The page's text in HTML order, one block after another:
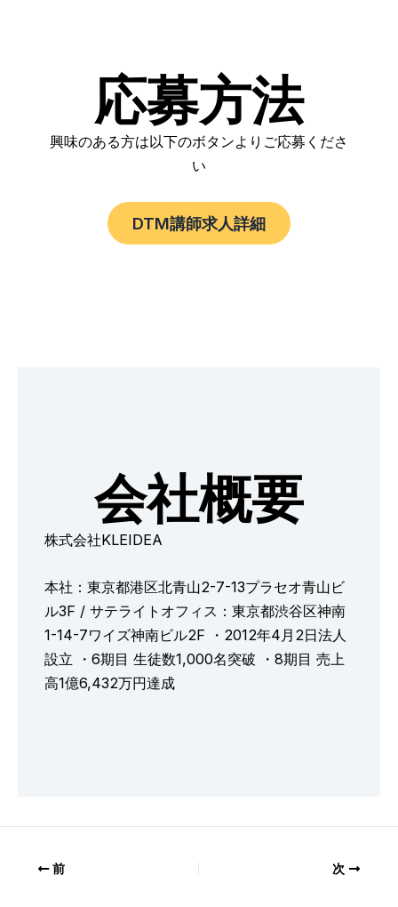
応募方法
興味のある方は以下のボタンよりご応募くださ
い
DTM講師求人詳細
会社概要
株式会社KLEIDEA
本社：東京都港区北青山2-7-13プラセオ青山ビ
ル3F / サテライトオフィス：東京都渋谷区神南
1-14-7ワイズ神南ビル2F ・2012年4月2日法人
設立 ・6期目 生徒数1,000名突破 ・8期目 売上
高1億6,432万円達成
前 次